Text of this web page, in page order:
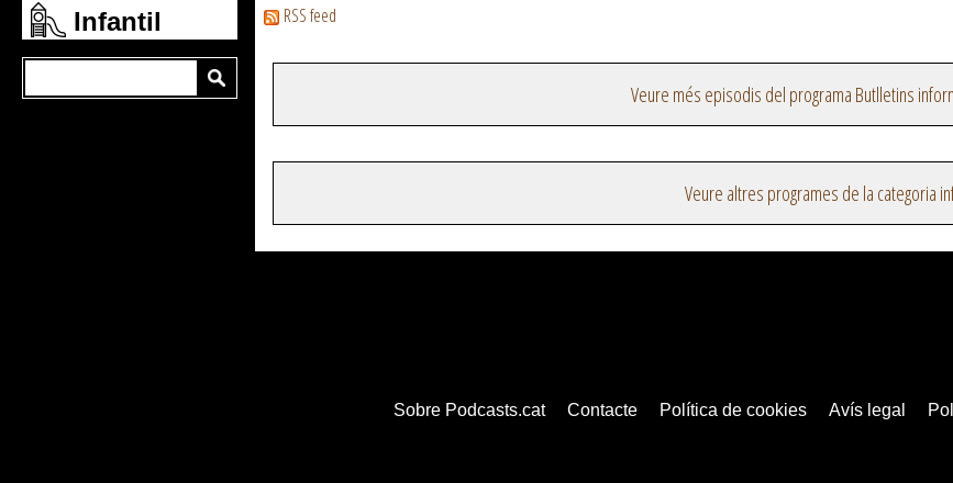
Infantil
RSS feed
Veure més episodis del programa Butlletins
Veure altres programes de la categoria
Sobre Podcasts.cat Contacte Política de cookies Avís legal